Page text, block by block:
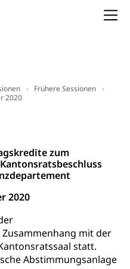
Frühere Sessionen
2020
zum
2020
mit der
statt.
Abstimmungsanlage
Klima
Luzern unilu
Weiterbildung
Lehre,
Unterstützung,
für Erwachsene
Lehrvertrag,
Schnupperlehre und